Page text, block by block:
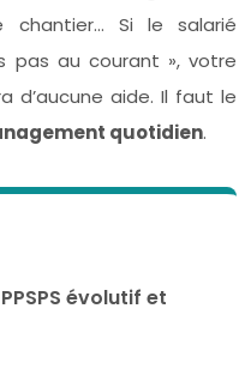
chantier… Si le salarié
pas au courant », votre
d’aucune aide. Il faut le
quotidien.
évolutif et